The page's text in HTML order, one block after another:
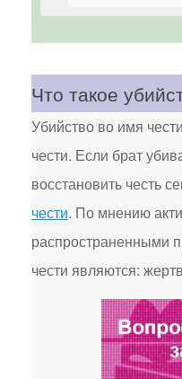
Что такое
Убийство во имя
чести. Если брат
восстановить честь
чести. По мнению
распространенными
чести являются: